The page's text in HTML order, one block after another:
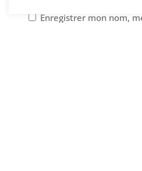
Enregistrer mon nom,